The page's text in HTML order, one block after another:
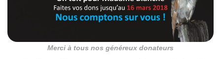
Merci à tous nos généreux donateurs